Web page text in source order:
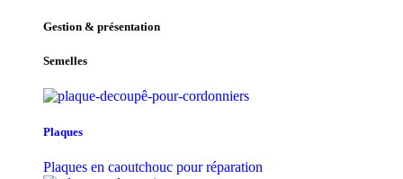
Gestion & présentation
Semelles
Plaques
Plaques en caoutchouc pour réparation